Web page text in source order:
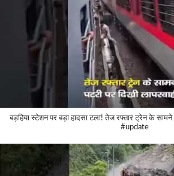
बड़हिया स्टेशन पर बड़ा हादसा टला! तेज रफ्तार ट्रेन के
#update